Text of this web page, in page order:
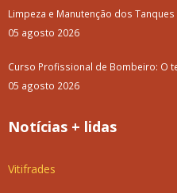
Limpeza e Manutenção dos
05 agosto 2026
Curso Profissional de Bombeiro: O
05 agosto 2026
Notícias + lidas
Vitifrades